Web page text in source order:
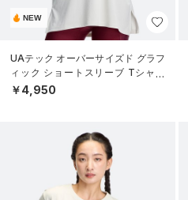
NEW
UAテック オーバーサイズド グラフ
ィック ショートスリーブ Tシャツ
（トレーニング/WOMEN）
￥4,950